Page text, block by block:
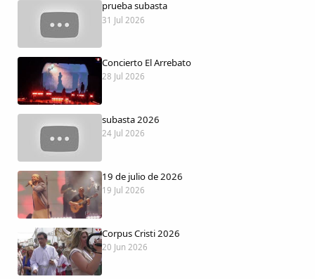
Peñas
La palra
Modo oscuro
prueba subasta
31 Jul 2026
Concierto El Arrebato
28 Jul 2026
subasta 2026
24 Jul 2026
19 de julio de 2026
19 Jul 2026
Corpus Cristi 2026
20 Jun 2026